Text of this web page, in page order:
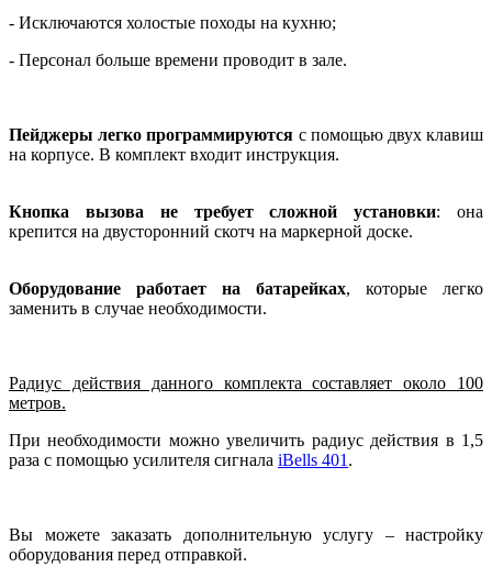
- Исключаются холостые походы на кухню;
- Персонал больше времени проводит в зале.
Пейджеры легко программируются с помощью двух клавиш
на корпусе. В комплект входит инструкция.
Кнопка вызова не требует сложной установки: она
крепится на двусторонний скотч на маркерной доске.
Оборудование работает на батарейках, которые легко
заменить в случае необходимости.
Радиус действия данного комплекта составляет около 100
метров.
При необходимости можно увеличить радиус действия в 1,5
раза с помощью усилителя сигнала iBells 401 .
Вы можете заказать дополнительную услугу – настройку
оборудования перед отправкой.